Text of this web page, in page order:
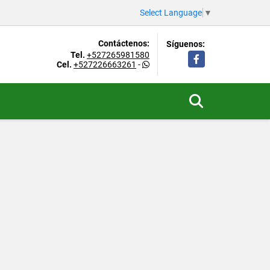
Select Language ▼
Contáctenos:
Tel. +527265981580
Cel. +527226663261 -
Síguenos:
Facebook